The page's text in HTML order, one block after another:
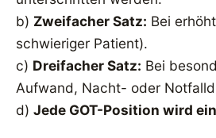
b) Zweifacher Satz: Bei
schwieriger Patient).
c) Dreifacher Satz: Bei
Aufwand, Nacht- oder
d) Jede GOT-Position wird